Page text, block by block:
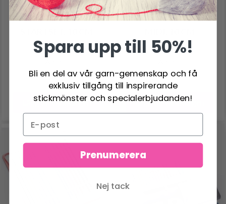
SPECIAL UTBYTBARA
RUNDSTICKOR SET,
597.00 SEK
Lägg till varukorgen
SPECIAL UTBYTBARA
RUNDSTICKOR SET,
764.00 SEK
Lägg till varukorgen
Spara upp till 50%!
Bli en del av vår garn-gemenskap och få
exklusiv tillgång till inspirerande
stickmönster och specialerbjudanden!
Prenumerera
Nej tack